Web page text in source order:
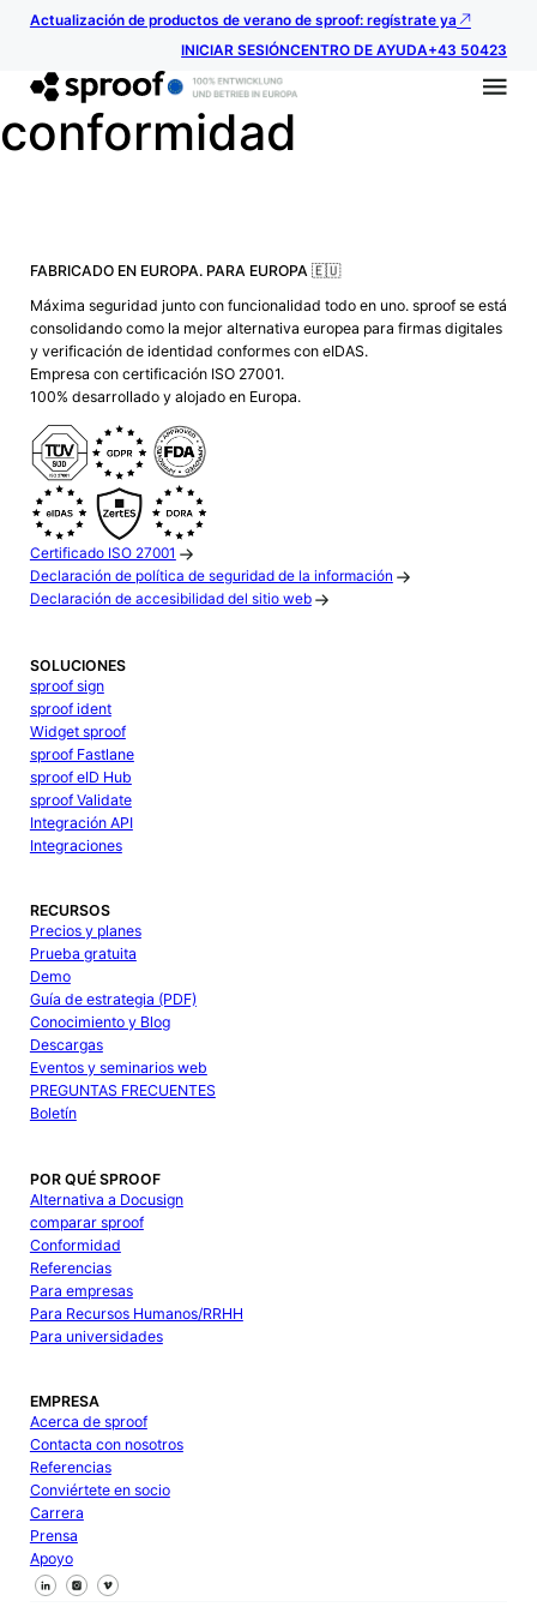
Actualización de productos de verano de sproof: regístrate ya
INICIAR SESIÓNCENTRO DE AYUDA+43 50423
conformidad
FABRICADO EN EUROPA. PARA EUROPA 🇪🇺
Máxima seguridad junto con funcionalidad todo en uno. sproof se está
consolidando como la mejor alternativa europea para firmas digitales
y verificación de identidad conformes con eIDAS.
Empresa con certificación ISO 27001.
100% desarrollado y alojado en Europa.
Certificado ISO 27001
Declaración de política de seguridad de la información
Declaración de accesibilidad del sitio web
SOLUCIONES
sproof sign
sproof ident
Widget sproof
sproof Fastlane
sproof eID Hub
sproof Validate
Integración API
Integraciones
RECURSOS
Precios y planes
Prueba gratuita
Demo
Guía de estrategia (PDF)
Conocimiento y Blog
Descargas
Eventos y seminarios web
PREGUNTAS FRECUENTES
Boletín
POR QUÉ SPROOF
Alternativa a Docusign
comparar sproof
Conformidad
Referencias
Para empresas
Para Recursos Humanos/RRHH
Para universidades
EMPRESA
Acerca de sproof
Contacta con nosotros
Referencias
Conviértete en socio
Carrera
Prensa
Apoyo
Síguenos en Facebook
Síguenos en X
Síguenos en LinkedIn